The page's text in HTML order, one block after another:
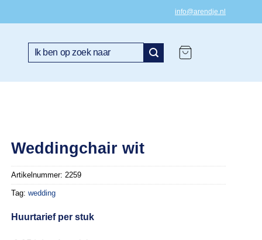
info@arendje.nl
Zoeken
Weddingchair wit
Artikelnummer:2259
Tag:wedding
Huurtarief per stuk